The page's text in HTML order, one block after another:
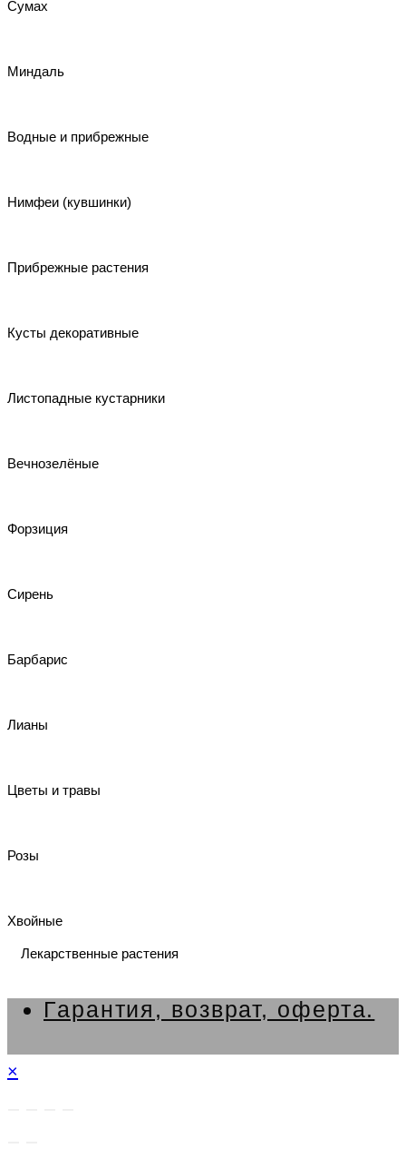
Сумах
Миндаль
Водные и прибрежные
Нимфеи (кувшинки)
Прибрежные растения
Кусты декоративные
Листопадные кустарники
Вечнозелёные
Форзиция
Сирень
Барбарис
Лианы
Цветы и травы
Розы
Хвойные
Лекарственные растения
Гарантия, возврат, оферта.
×